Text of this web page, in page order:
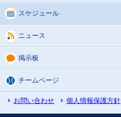
スケジュール
ニュース
掲示板
チームページ
お問い合わせ 個人情報保護方針